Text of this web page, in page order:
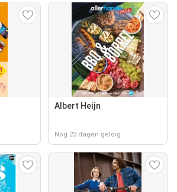
Albert Heijn
Nog 23 dagen geldig